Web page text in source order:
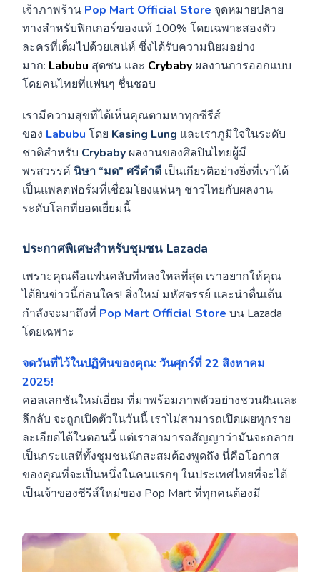
เจ้าภาพร้าน Pop Mart Official Store จุดหมายปลาย
ทางสำหรับฟิกเกอร์ของแท้ 100% โดยเฉพาะสองตัว
ละครที่เต็มไปด้วยเสน่ห์ ซึ่งได้รับความนิยมอย่าง
มาก: Labubu สุดซน และ Crybaby ผลงานการออกแบบ
โดยคนไทยที่แฟนๆ ชื่นชอบ
เรามีความสุขที่ได้เห็นคุณตามหาทุกซีรีส์
ของ Labubu โดย Kasing Lung และเราภูมิใจในระดับ
ชาติสำหรับ Crybaby ผลงานของศิลปินไทยผู้มี
พรสวรรค์ นิษา “มด” ศรีคำดี เป็นเกียรติอย่างยิ่งที่เราได้
เป็นแพลตฟอร์มที่เชื่อมโยงแฟนๆ ชาวไทยกับผลงาน
ระดับโลกที่ยอดเยี่ยมนี้
ประกาศพิเศษสำหรับชุมชน Lazada
เพราะคุณคือแฟนคลับที่หลงใหลที่สุด เราอยากให้คุณ
ได้ยินข่าวนี้ก่อนใคร! สิ่งใหม่ มหัศจรรย์ และน่าตื่นเต้น
กำลังจะมาถึงที่ Pop Mart Official Store บน Lazada
โดยเฉพาะ
จดวันที่ไว้ในปฏิทินของคุณ: วันศุกร์ที่ 22 สิงหาคม
2025!
คอลเลกชันใหม่เอี่ยม ที่มาพร้อมภาพตัวอย่างชวนฝันและ
ลึกลับ จะถูกเปิดตัวในวันนี้ เราไม่สามารถเปิดเผยทุกราย
ละเอียดได้ในตอนนี้ แต่เราสามารถสัญญาว่ามันจะกลาย
เป็นกระแสที่ทั้งชุมชนนักสะสมต้องพูดถึง นี่คือโอกาส
ของคุณที่จะเป็นหนึ่งในคนแรกๆ ในประเทศไทยที่จะได้
เป็นเจ้าของซีรีส์ใหม่ของ Pop Mart ที่ทุกคนต้องมี